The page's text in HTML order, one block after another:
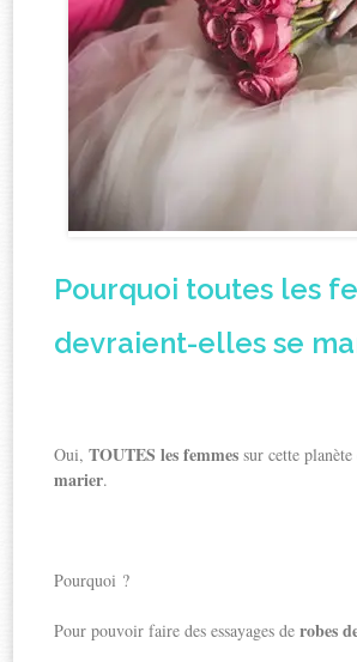
Pourquoi toutes les
devraient-elles se
Oui,TOUTES les femmes sur cette planète
marier.
Pourquoi ?
Pour pouvoir faire des essayages derobes